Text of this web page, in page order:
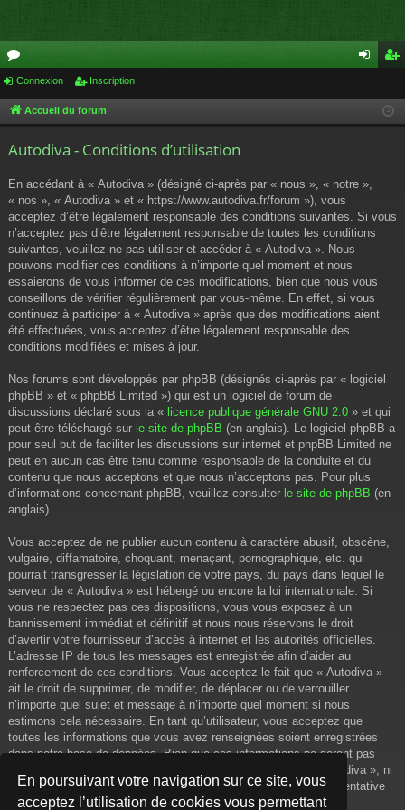
En poursuivant votre navigation sur ce site, vous
acceptez l’utilisation de cookies vous permettant
or
u cri
Connexion Inscription
Accueil du forum
Autodiva - Conditions d’utilisation
En accédant à « Autodiva » (désigné ci-après par « nous », « notre »,
« nos », « Autodiva » et « https://www.autodiva.fr/forum »), vous
acceptez d’être légalement responsable des conditions suivantes. Si vous
n’acceptez pas d’être légalement responsable de toutes les conditions
suivantes, veuillez ne pas utiliser et accéder à « Autodiva ». Nous
pouvons modifier ces conditions à n’importe quel moment et nous
essaierons de vous informer de ces modifications, bien que nous vous
conseillons de vérifier régulièrement par vous-même. En effet, si vous
continuez à participer à « Autodiva » après que des modifications aient
été effectuées, vous acceptez d’être légalement responsable des
conditions modifiées et mises à jour.
Nos forums sont développés par phpBB (désignés ci-après par « logiciel
phpBB » et « phpBB Limited ») qui est un logiciel de forum de
discussions déclaré sous la « licence publique générale GNU 2.0 » et qui
peut être téléchargé sur le site de phpBB (en anglais). Le logiciel phpBB a
pour seul but de faciliter les discussions sur internet et phpBB Limited ne
peut en aucun cas être tenu comme responsable de la conduite et du
contenu que nous acceptons et que nous n’acceptons pas. Pour plus
d’informations concernant phpBB, veuillez consulter le site de phpBB (en
anglais).
Vous acceptez de ne publier aucun contenu à caractère abusif, obscène,
vulgaire, diffamatoire, choquant, menaçant, pornographique, etc. qui
pourrait transgresser la législation de votre pays, du pays dans lequel le
serveur de « Autodiva » est hébergé ou encore la loi internationale. Si
vous ne respectez pas ces dispositions, vous vous exposez à un
bannissement immédiat et définitif et nous nous réservons le droit
d’avertir votre fournisseur d’accès à internet et les autorités officielles.
L’adresse IP de tous les messages est enregistrée afin d’aider au
renforcement de ces conditions. Vous acceptez le fait que « Autodiva »
ait le droit de supprimer, de modifier, de déplacer ou de verrouiller
n’importe quel sujet et message à n’importe quel moment si nous
estimons cela nécessaire. En tant qu’utilisateur, vous acceptez que
toutes les informations que vous avez renseignées soient enregistrées
dans notre base de données. Bien que ces informations ne seront pas
diffusées à une tierce partie sans votre consentement, ni « Autodiva », ni
phpBB, ne pourront être tenus comme responsables en cas de tentative
de piratage informatique visant à compromettre vos données.